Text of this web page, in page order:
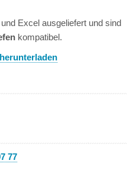
Excel ausgeliefert und sind
kompatibel.
77